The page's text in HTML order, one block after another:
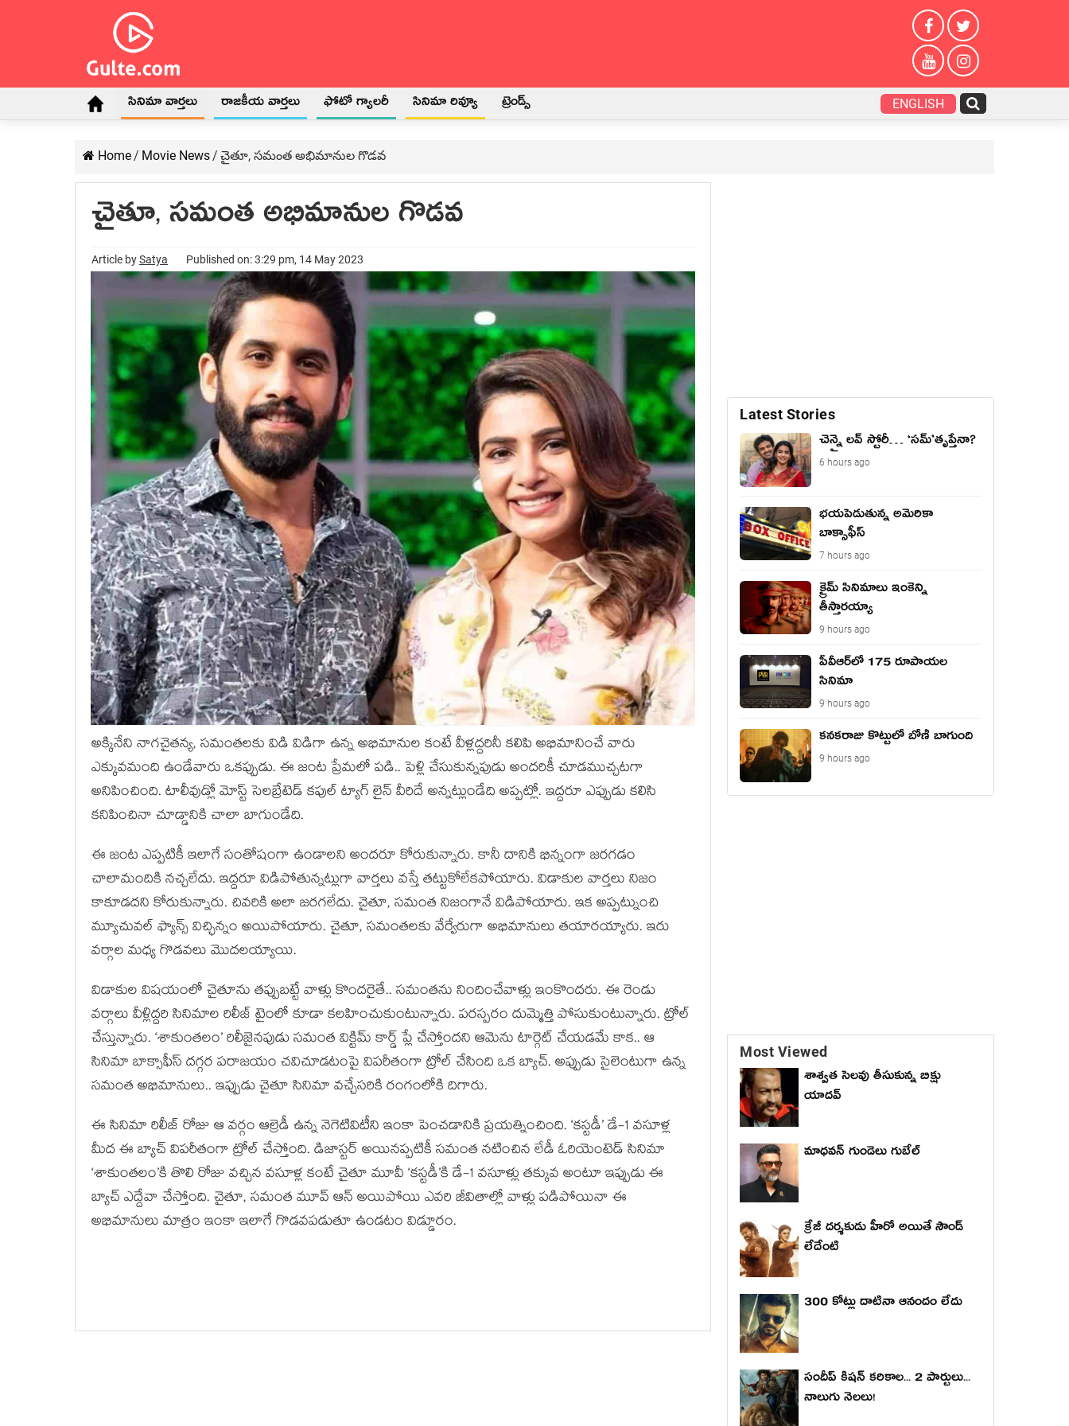
సినిమా వార్తలు రాజకీయ వార్తలు ఫోటో గ్యాలరీ సినిమా రివ్యూ ట్రెండ్స్ ENGLISH
Home/ Movie News/ చైతూ, సమంత అభిమానుల గొడవ
చైతూ, సమంత అభిమానుల గొడవ
Article bySatya Published on: 3:29 pm, 14 May 2023
అక్కినేని నాగచైతన్య, సమంతలకు విడి విడిగా ఉన్న అభిమానుల కంటే వీళ్లద్దరినీ కలిపి అభిమానించే వారు
ఎక్కువమంది ఉండేవారు ఒకప్పుడు. ఈ జంట ప్రేమలో పడి.. పెళ్లి చేసుకున్నపుడు అందరికీ చూడముచ్చటగా
అనిపించింది. టాలీవుడ్లో మోస్ట్ సెలబ్రేటెడ్ కపుల్‌ ట్యాగ్ లైన్ వీరిదే అన్నట్లుండేది అప్పట్లో. ఇద్దరూ ఎప్పుడు కలిసి
కనిపించినా చూడ్డానికి చాలా బాగుండేది.
ఈ జంట ఎప్పటికీ ఇలాగే సంతోషంగా ఉండాలని అందరూ కోరుకున్నారు. కానీ దానికి భిన్నంగా జరగడం
చాలామందికి నచ్చలేదు. ఇద్దరూ విడిపోతున్నట్లుగా వార్తలు వస్తే తట్టుకోలేకపోయారు. విడాకుల వార్తలు నిజం
కాకూడదని కోరుకున్నారు. చివరికి అలా జరగలేదు. చైతూ, సమంత నిజంగానే విడిపోయారు. ఇక అప్పట్నుంచి
మ్యూచువల్ ఫ్యాన్స్ విచ్ఛిన్నం అయిపోయారు. చైతూ, సమంతలకు వేర్వేరుగా అభిమానులు తయారయ్యారు. ఇరు
వర్గాల మధ్య గొడవలు మొదలయ్యాయి.
విడాకుల విషయంలో చైతూను తప్పుబట్టే వాళ్లు కొందరైతే.. సమంతను నిందించేవాళ్లు ఇంకొందరు. ఈ రెండు
వర్గాలు వీళ్లిద్దరి సినిమాల రిలీజ్ టైంలో కూడా కలహించుకుంటున్నారు. పరస్పరం దుమ్మెత్తి పోసుకుంటున్నారు. ట్రోల్
చేస్తున్నారు. ‘శాకుంతలం’ రిలీజైనపుడు సమంత విక్టిమ్ కార్డ్ ప్లే చేస్తోందని ఆమెను టార్గెట్ చేయడమే కాక.. ఆ
సినిమా బాక్సాఫీస్ దగ్గర పరాజయం చవిచూడటంపై విపరీతంగా ట్రోల్ చేసింది ఒక బ్యాచ్. అప్పుడు సైలెంటుగా ఉన్న
సమంత అభిమానులు.. ఇప్పుడు చైతూ సినిమా వచ్చేసరికి రంగంలోకి దిగారు.
ఈ సినిమా రిలీజ్ రోజు ఆ వర్గం ఆల్రెడీ ఉన్న నెగెటివిటీని ఇంకా పెంచడానికి ప్రయత్నించింది. ‘కస్టడీ’ డే-1 వసూళ్ల
మీద ఈ బ్యాచ్ విపరీతంగా ట్రోల్ చేస్తోంది. డిజాస్టర్ అయినప్పటికీ సమంత నటించిన లేడీ ఓరియెంటెడ్ సినిమా
‘శాకుంతలం’కి తొలి రోజు వచ్చిన వసూళ్ల కంటే చైతూ మూవీ ‘కస్టడీ’కి డే-1 వసూళ్లు తక్కువ అంటూ ఇప్పుడు ఈ
బ్యాచ్ ఎద్దేవా చేస్తోంది. చైతూ, సమంత మూవ్ ఆన్ అయిపోయి ఎవరి జీవితాల్లో వాళ్లు పడిపోయినా ఈ
అభిమానులు మాత్రం ఇంకా ఇలాగే గొడవపడుతూ ఉండటం విడ్డూరం.
Latest Stories
చెన్నై లవ్ స్టోరీ… ‘సమ్’తృప్తేనా?
6 hours ago
భయపెడుతున్న అమెరికా
బాక్సాఫీస్
7 hours ago
క్రైమ్ సినిమాలు ఇంకెన్ని
తీస్తారయ్యా
9 hours ago
పీవీఆర్‌లో 175 రూపాయల
సినిమా
9 hours ago
కనకరాజు కొట్టులో బోణీ బాగుంది
9 hours ago
Most Viewed
శాశ్వత సెలవు తీసుకున్న బిక్షు
యాదవ్
మాధ‌వ‌న్ గుండెలు గుబేల్‌
క్రేజీ దర్శకుడు హీరో అయితే సౌండ్
లేదేంటి
300 కోట్లు దాటినా ఆనందం లేదు
సందీప్ కిషన్ కరికాల... 2 పార్టులు...
నాలుగు నెలలు!